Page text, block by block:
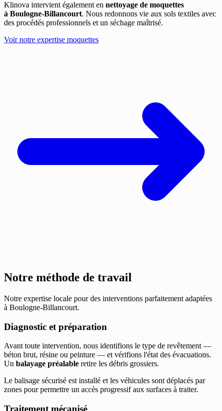
Klinova intervient également en nettoyage de moquettes
à Boulogne-Billancourt. Nous redonnons vie aux sols textiles avec
des procédés professionnels et un séchage maîtrisé.
Voir notre expertise moquettes
Notre méthode de travail
Notre expertise locale pour des interventions parfaitement adaptées
à Boulogne-Billancourt.
Diagnostic et préparation
Avant toute intervention, nous identifions le type de revêtement —
béton brut, résine ou peinture — et vérifions l'état des évacuations.
Un balayage préalable retire les débris grossiers.
Le balisage sécurisé est installé et les véhicules sont déplacés par
zones pour permettre un accès progressif aux surfaces à traiter.
Traitement mécanisé